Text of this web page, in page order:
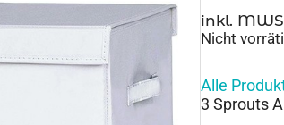
inkl.
Nicht
Alle
3 Sprouts